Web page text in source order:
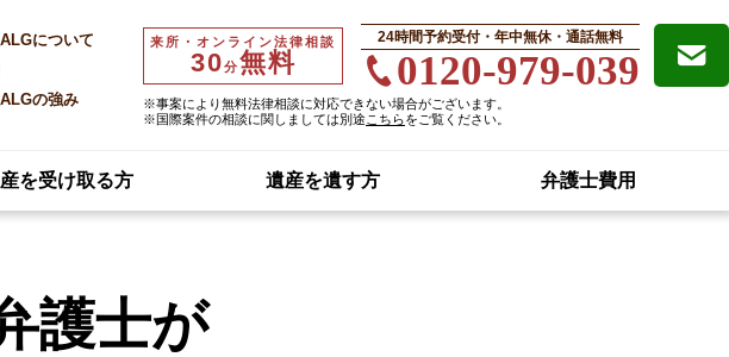
来所・オンライン法律相談
30分無料
24時間予約受付・年中無休・通話無料
0120-979-039
※事案により無料法律相談に対応できない場合がございます。
※国際案件の相談に関しましては別途 こちらをご覧ください。
について
の強み
を受け取る方 遺産を遺す方 弁護士費用
護士が